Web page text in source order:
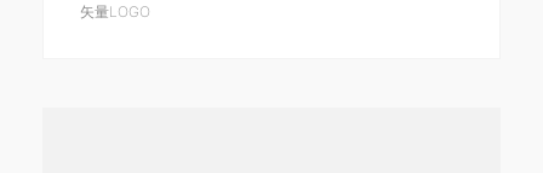
矢量LOGO